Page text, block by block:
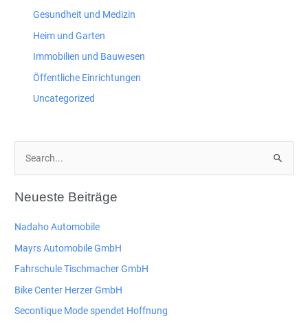
Gesundheit und Medizin
Heim und Garten
Immobilien und Bauwesen
Öffentliche Einrichtungen
Uncategorized
h
e
h
Neueste Beiträge
Nadaho Automobile
Mayrs Automobile GmbH
Fahrschule Tischmacher GmbH
Bike Center Herzer GmbH
Secontique Mode spendet Hoffnung